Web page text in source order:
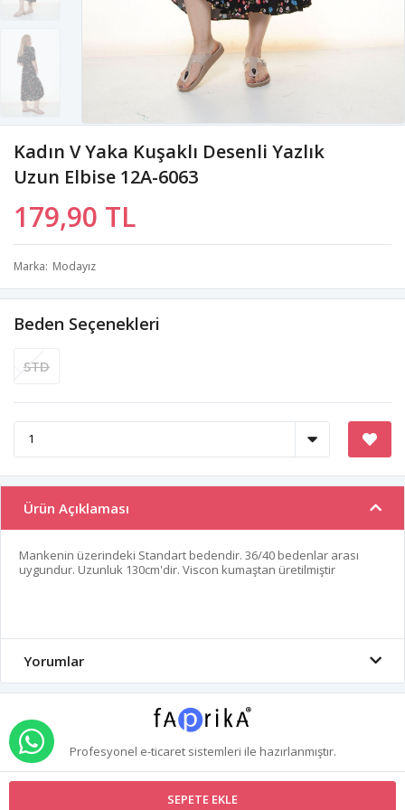
Kadın V Yaka Kuşaklı Desenli Yazlık
Uzun Elbise 12A-6063
179,90 TL
Marka Modayız
Beden Seçenekleri
STD
SEPETE EKLE
Ürün Açıklaması
Mankenin üzerindeki Standart bedendir. 36/40 bedenlar arası
uygundur. Uzunluk 130cm'dir. Viscon kumaştan üretilmiştir
Yorumlar
Profesyonel e-ticaretsistemleri ile hazırlanmıştır.